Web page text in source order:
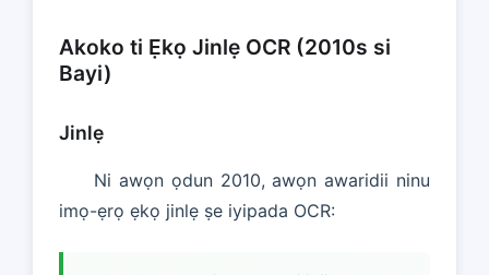
Akoko ti Ẹkọ Jinlẹ OCR (2010s si
Bayi)
Jinlẹ
Ni awọn ọdun 2010, awọn awaridii ninu
imọ-ẹrọ ẹkọ jinlẹ ṣe iyipada OCR: